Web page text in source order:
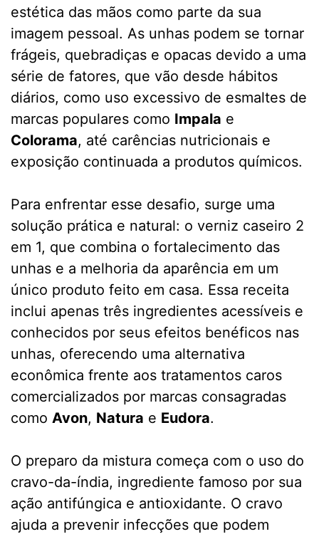
estética das mãos como parte da sua
imagem pessoal. As unhas podem se tornar
frágeis, quebradiças e opacas devido a uma
série de fatores, que vão desde hábitos
diários, como uso excessivo de esmaltes de
marcas populares como Impala e
Colorama, até carências nutricionais e
exposição continuada a produtos químicos.
Para enfrentar esse desafio, surge uma
solução prática e natural: o verniz caseiro 2
em 1, que combina o fortalecimento das
unhas e a melhoria da aparência em um
único produto feito em casa. Essa receita
inclui apenas três ingredientes acessíveis e
conhecidos por seus efeitos benéficos nas
unhas, oferecendo uma alternativa
econômica frente aos tratamentos caros
comercializados por marcas consagradas
como Avon, Natura e Eudora.
O preparo da mistura começa com o uso do
cravo-da-índia, ingrediente famoso por sua
ação antifúngica e antioxidante. O cravo
ajuda a prevenir infecções que podem